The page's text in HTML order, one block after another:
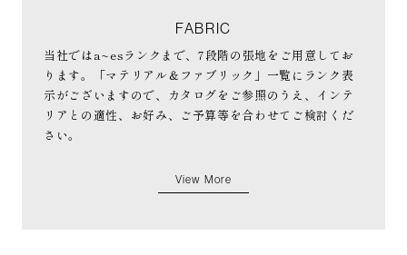
FABRIC
当社ではa~esランクまで、7段階の張地をご用意してお
ります。「マテリアル＆ファブリック」一覧にランク表
示がございますので、カタログをご参照のうえ、インテ
リアとの適性、お好み、ご予算等を合わせてご検討くだ
さい。
View More